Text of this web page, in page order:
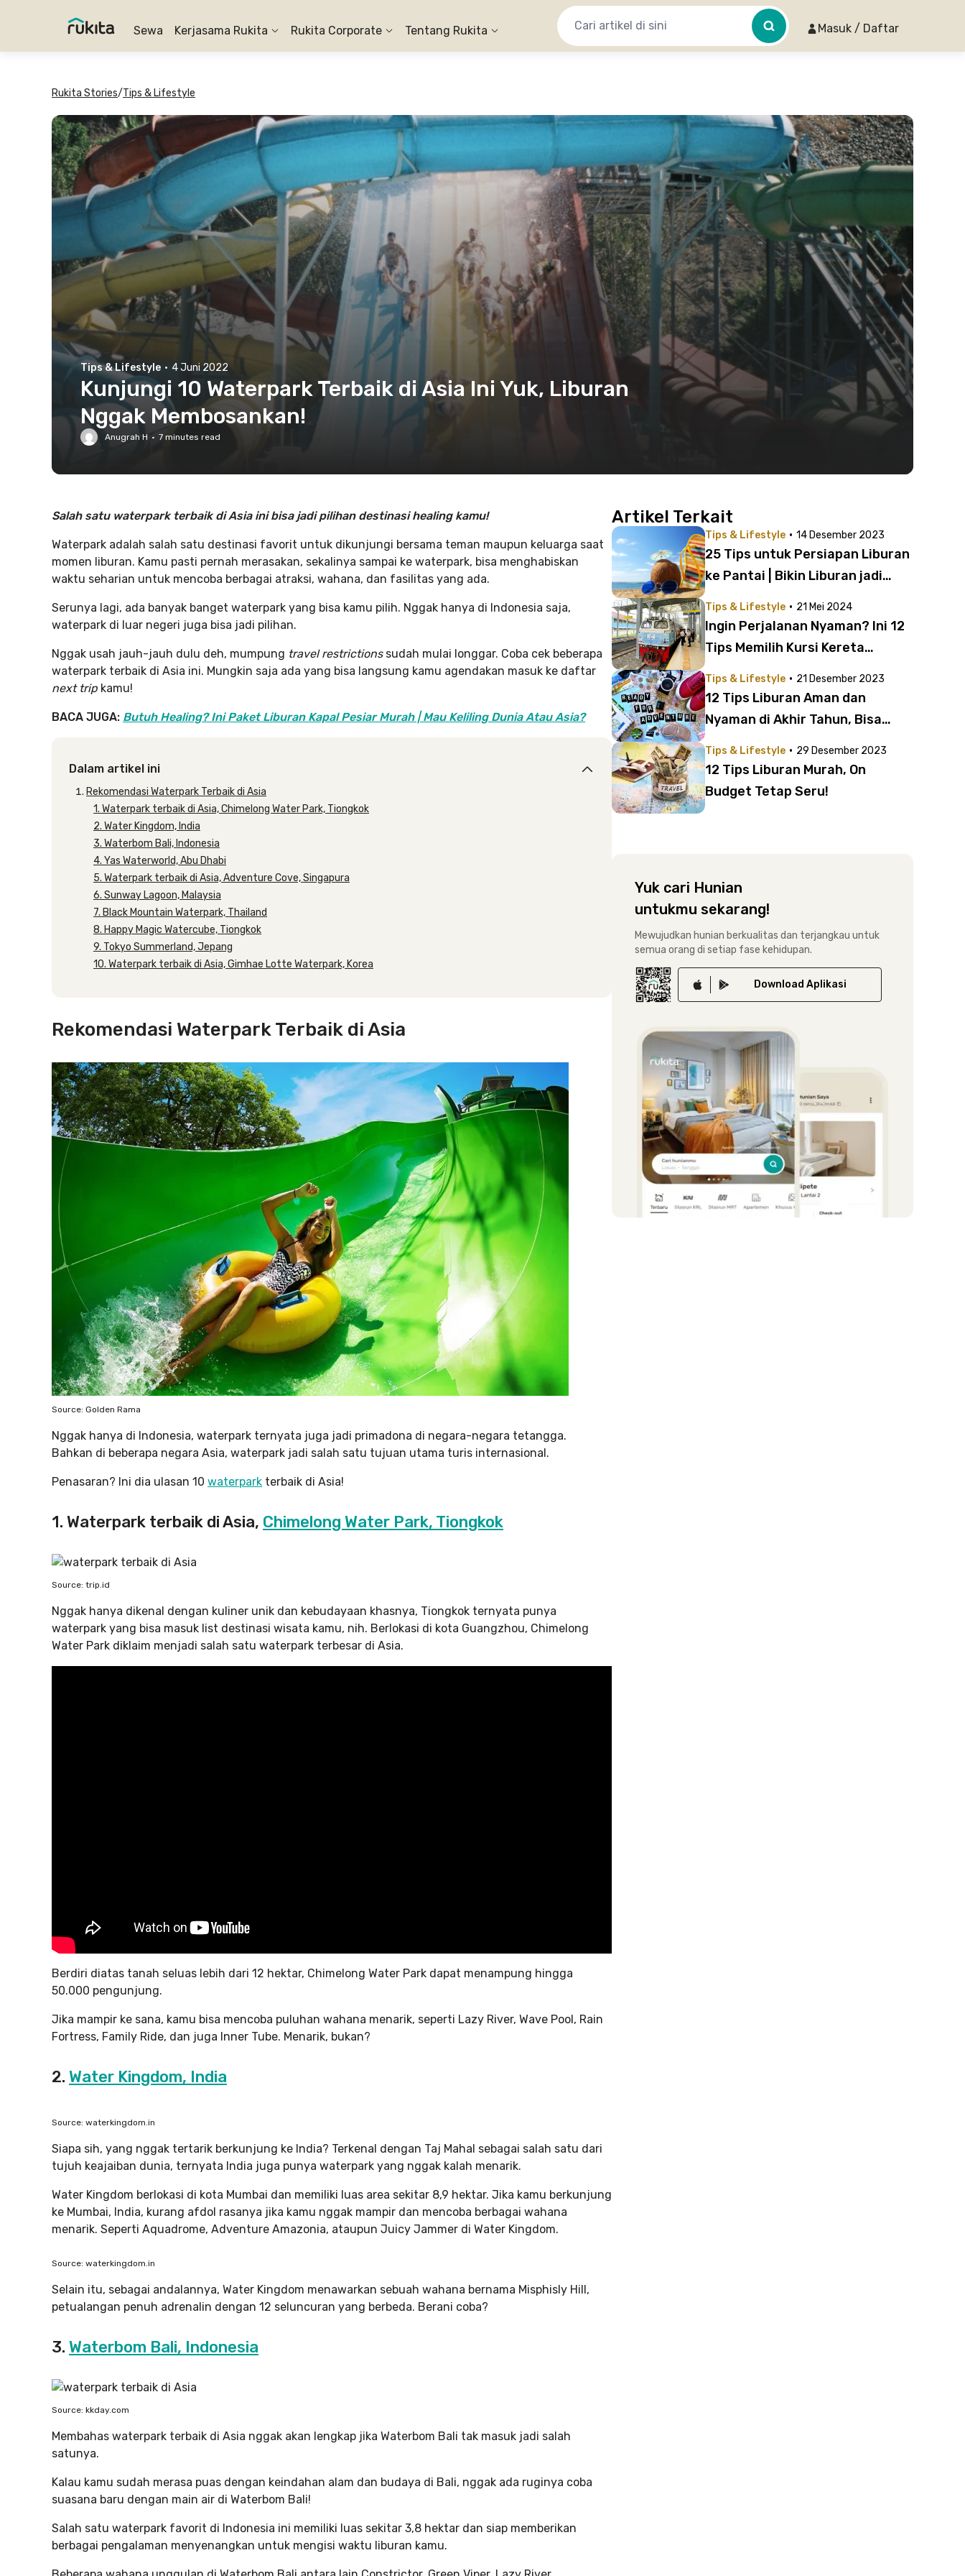
Sewa Kerjasama Rukita Rukita Corporate Tentang Rukita Masuk / Daftar
Rukita Stories/Tips & Lifestyle
Tips & Lifestyle · 4 Juni 2022
Kunjungi 10 Waterpark Terbaik di Asia Ini Yuk, Liburan
Nggak Membosankan!
Anugrah H · 7 minutes read
Salah satu waterpark terbaik di Asia ini bisa jadi pilihan destinasi healing kamu!
Waterpark adalah salah satu destinasi favorit untuk dikunjungi bersama teman maupun keluarga saat
momen liburan. Kamu pasti pernah merasakan, sekalinya sampai ke waterpark, bisa menghabiskan
waktu seharian untuk mencoba berbagai atraksi, wahana, dan fasilitas yang ada.
Serunya lagi, ada banyak banget waterpark yang bisa kamu pilih. Nggak hanya di Indonesia saja,
waterpark di luar negeri juga bisa jadi pilihan.
Nggak usah jauh-jauh dulu deh, mumpung travel restrictionssudah mulai longgar. Coba cek beberapa
waterpark terbaik di Asia ini. Mungkin saja ada yang bisa langsung kamu agendakan masuk ke daftar
next trip kamu!
BACA JUGA: Butuh Healing? Ini Paket Liburan Kapal Pesiar Murah | Mau Keliling Dunia Atau Asia?
Dalam artikel ini
Rekomendasi Waterpark Terbaik di Asia
1. Waterpark terbaik di Asia, Chimelong Water Park, Tiongkok
2. Water Kingdom, India
3. Waterbom Bali, Indonesia
4. Yas Waterworld, Abu Dhabi
5. Waterpark terbaik di Asia, Adventure Cove, Singapura
6. Sunway Lagoon, Malaysia
7. Black Mountain Waterpark, Thailand
8. Happy Magic Watercube, Tiongkok
9. Tokyo Summerland, Jepang
10. Waterpark terbaik di Asia, Gimhae Lotte Waterpark, Korea
Rekomendasi Waterpark Terbaik di Asia
Source: Golden Rama
Nggak hanya di Indonesia, waterpark ternyata juga jadi primadona di negara-negara tetangga.
Bahkan di beberapa negara Asia, waterpark jadi salah satu tujuan utama turis internasional.
Penasaran? Ini dia ulasan 10 waterpark terbaik di Asia!
1. Waterpark terbaik di Asia, Chimelong Water Park, Tiongkok
Source: trip.id
Nggak hanya dikenal dengan kuliner unik dan kebudayaan khasnya, Tiongkok ternyata punya
waterpark yang bisa masuk list destinasi wisata kamu, nih. Berlokasi di kota Guangzhou, Chimelong
Water Park diklaim menjadi salah satu waterpark terbesar di Asia.
Berdiri diatas tanah seluas lebih dari 12 hektar, Chimelong Water Park dapat menampung hingga
50.000 pengunjung.
Jika mampir ke sana, kamu bisa mencoba puluhan wahana menarik, seperti Lazy River, Wave Pool, Rain
Fortress, Family Ride, dan juga Inner Tube. Menarik, bukan?
2. Water Kingdom, India
Source: waterkingdom.in
Siapa sih, yang nggak tertarik berkunjung ke India? Terkenal dengan Taj Mahal sebagai salah satu dari
tujuh keajaiban dunia, ternyata India juga punya waterpark yang nggak kalah menarik.
Water Kingdom berlokasi di kota Mumbai dan memiliki luas area sekitar 8,9 hektar. Jika kamu berkunjung
ke Mumbai, India, kurang afdol rasanya jika kamu nggak mampir dan mencoba berbagai wahana
menarik. Seperti Aquadrome, Adventure Amazonia, ataupun Juicy Jammer di Water Kingdom.
Source: waterkingdom.in
Selain itu, sebagai andalannya, Water Kingdom menawarkan sebuah wahana bernama Misphisly Hill,
petualangan penuh adrenalin dengan 12 seluncuran yang berbeda. Berani coba?
3. Waterbom Bali, Indonesia
Source: kkday.com
Membahas waterpark terbaik di Asia nggak akan lengkap jika Waterbom Bali tak masuk jadi salah
satunya.
Kalau kamu sudah merasa puas dengan keindahan alam dan budaya di Bali, nggak ada ruginya coba
suasana baru dengan main air di Waterbom Bali!
Salah satu waterpark favorit di Indonesia ini memiliki luas sekitar 3,8 hektar dan siap memberikan
berbagai pengalaman menyenangkan untuk mengisi waktu liburan kamu.
Artikel Terkait
Tips & Lifestyle · 14 Desember 2023
25 Tips untuk Persiapan Liburan
ke Pantai | Bikin Liburan jadi
Tips & Lifestyle · 21 Mei 2024
Ingin Perjalanan Nyaman? Ini 12
Tips Memilih Kursi Kereta
Tips & Lifestyle · 21 Desember 2023
12 Tips Liburan Aman dan
Nyaman di Akhir Tahun, Bisa
Tips & Lifestyle · 29 Desember 2023
12 Tips Liburan Murah, On
Budget Tetap Seru!
Yuk cari Hunian
untukmu sekarang!
Mewujudkan hunian berkualitas dan terjangkau untuk
semua orang di setiap fase kehidupan.
Download Aplikasi